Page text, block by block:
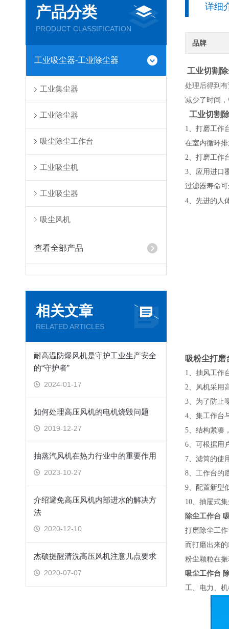
产品分类
PRODUCT CLASSIFICATION
工业吸尘器-工业除尘器
工业集尘器
工业除尘器
吸尘除尘工作台
工业吸尘机
工业吸尘器
吸尘风机
查看全部产品
相关文章
RELATED ARTICLES
耐高温防爆风机是守护工业生产安全
的“守护者”
2024-01-17
如何处理高压风机的电机烧毁问题
2019-12-27
抽蒸汽风机在热力行业中的重要作用
2023-10-27
介绍避免高压风机内部进水的解决方
法
2020-12-10
杰硕提醒清洗高压风机注意几点要求
2020-07-07
详细
品牌
工业切割
处理后得到
减少了时间
工业切割
1、打磨工作
在室内循环
2、打磨工作
3、应用进口
过滤器寿命
4、先进的人
吸粉尘打磨
1、抽风工作
2、风机采用
3、为了防止
4、集工作台
5、结构紧凑
6、可根据用
7、滤筒的使
8、工作台的
9、配置新型
10、抽屉式
除尘工作台
打磨除尘工
而打磨出来
粉尘颗粒在
吸尘工作台
工、电力、